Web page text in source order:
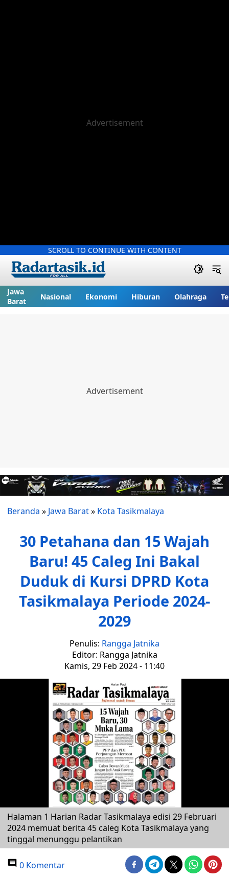
SCROLL TO CONTINUE WITH CONTENT
Jawa
Barat
Nasional Ekonomi Hiburan Olahraga
Beranda » Jawa Barat» Kota Tasikmalaya
30 Petahana dan 15 Wajah
Baru! 45 Caleg Ini Bakal
Duduk di Kursi DPRD Kota
Tasikmalaya Periode 2024-
2029
Penulis: Rangga Jatnika
Editor: Rangga Jatnika
Kamis, 29 Feb 2024 - 11:40
Halaman 1 Harian Radar Tasikmalaya edisi 29 Februari
2024 memuat berita 45 caleg Kota Tasikmalaya yang
tinggal menunggu pelantikan
0 Komentar